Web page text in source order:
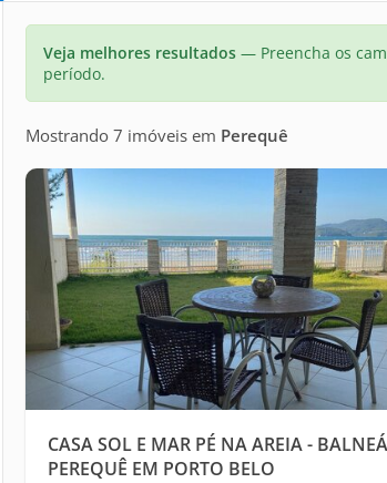
Veja melhores resultados — Preencha os
período.
Mostrando 7 imóveis em Perequê
CASA SOL E MAR PÉ NA AREIA -
PEREQUÊ EM PORTO BELO